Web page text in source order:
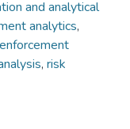
and analytical
analytics,
, risk